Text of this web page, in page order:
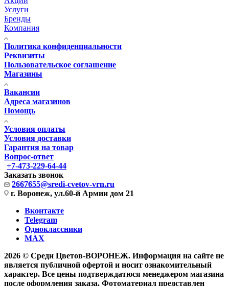
Услуги
Бренды
Компания
Политика конфиденциальности
Реквизиты
Пользовательское соглашение
Магазины
Вакансии
Адреса магазинов
Помощь
Условия оплаты
Условия доставки
Гарантия на товар
Вопрос-ответ
+7-473-229-64-44
Заказать звонок
2667655@sredi-cvetov-vrn.ru
г. Воронеж, ул.60-й Армии дом 21
Вконтакте
Telegram
Одноклассники
MAX
2026 © Среди Цветов-ВОРОНЕЖ. Информация на сайте не
является публичной офертой и носит ознакомительный
характер. Все цены подтверждатюся менеджером магазина
после оформления заказа. Фотоматериал представлен